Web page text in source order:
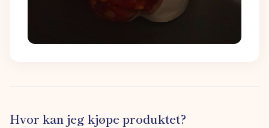
Hvor kan jeg kjøpe produktet?